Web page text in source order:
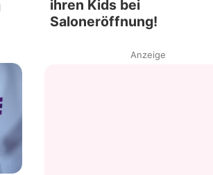
ihren Kids bei
Saloneröffnung!
Anzeige